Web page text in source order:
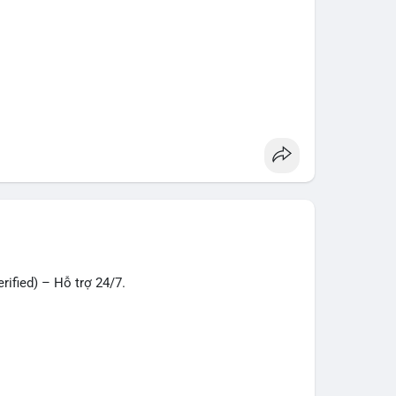
tiền quốc tế.
#cashout
– Hỗ trợ 24/7.